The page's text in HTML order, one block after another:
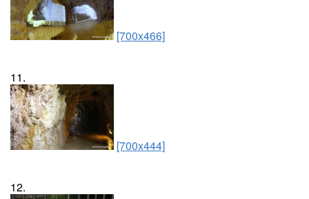
[700x466]
11.
[700x444]
12.